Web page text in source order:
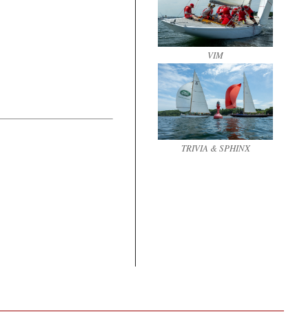
VIM
TRIVIA & SPHINX